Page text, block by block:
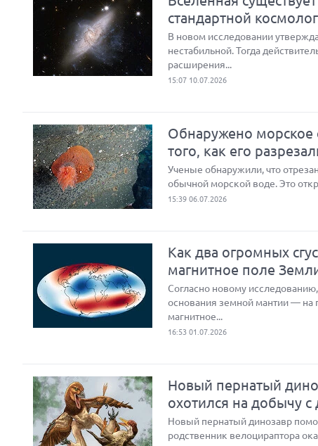
стандартной
В новом исследовании
нестабильной. Тогда
расширения...
15:07 10.07.2026
Обнаружено морское
того, как его
Ученые обнаружили, что
обычной морской воде. Это
15:39 06.07.2026
Как два огромных
магнитное поле
Согласно новому
основания земной мантии —
магнитное...
16:53 01.07.2026
Новый пернатый
охотился на добычу
Новый пернатый динозавр
родственник велоцираптора